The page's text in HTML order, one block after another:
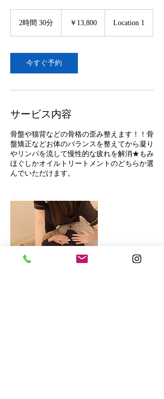
2時間 30分
3
0
分
￥13,800 Location 1
今すぐ予約
サービス内容
骨盤や猫背などの骨格の歪み整えます！！骨
盤矯正などお体のバランスを整えてから凝り
やリンパを流して慢性的な疲れを解消★もみ
ほぐしかオイルトリートメントのどちらか選
んでいただけます。